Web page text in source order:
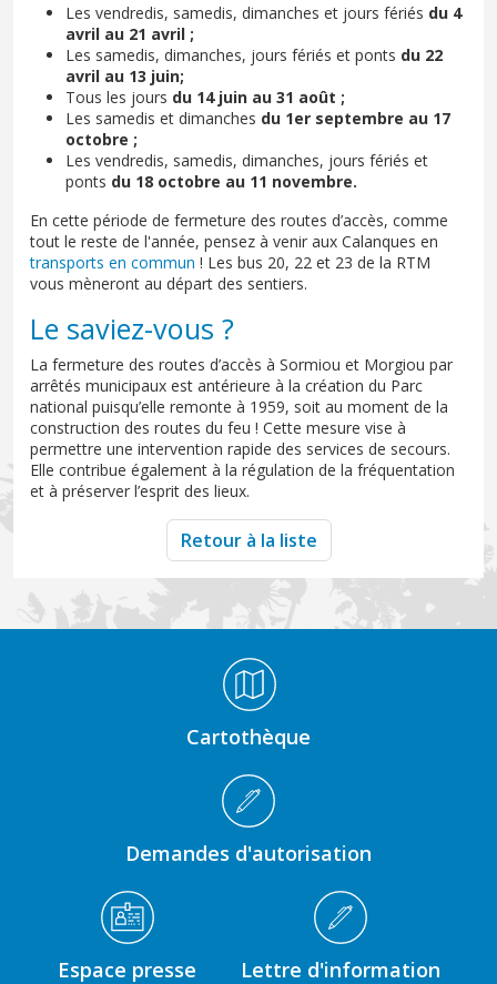
Les vendredis, samedis, dimanches et jours fériés du 4
avril au 21 avril ;
Les samedis, dimanches, jours fériés et ponts du 22
avril au 13 juin;
Tous les jours du 14 juin au 31 août ;
Les samedis et dimanches du 1er septembre au 17
octobre ;
Les vendredis, samedis, dimanches, jours fériés et
ponts du 18 octobre au 11 novembre.
En cette période de fermeture des routes d’accès, comme
tout le reste de l'année, pensez à venir aux Calanques en
transports en commun ! Les bus 20, 22 et 23 de la RTM
vous mèneront au départ des sentiers.
Le saviez-vous ?
La fermeture des routes d’accès à Sormiou et Morgiou par
arrêtés municipaux est antérieure à la création du Parc
national puisqu’elle remonte à 1959, soit au moment de la
construction des routes du feu ! Cette mesure vise à
permettre une intervention rapide des services de secours.
Elle contribue également à la régulation de la fréquentation
et à préserver l’esprit des lieux.
Retour à la liste
Cartothèque
Demandes d'autorisation
Espace presse Lettre d'information